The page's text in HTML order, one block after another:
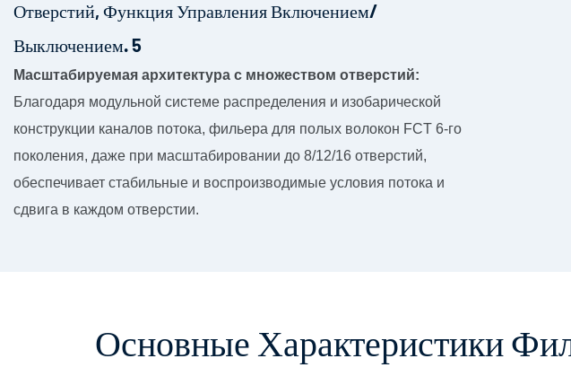
Масштабируемая архитектура с множеством отверстий:
Благодаря модульной системе распределения и изобарической
конструкции каналов потока, фильера для полых волокон FCT 6-го
поколения, даже при масштабировании до 8/12/16 отверстий,
обеспечивает стабильные и воспроизводимые условия потока и
сдвига в каждом отверстии.
Основные Характеристики